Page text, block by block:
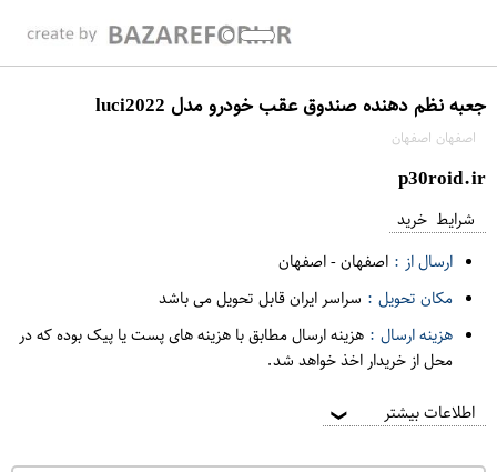
جعبه نظم دهنده صندوق عقب خودرو مدل luci2022
اصفهان اصفهان
p30roid.ir
شرایط خرید
ارسال از : اصفهان-اصفهان
مکان تحویل : سراسر ایران قابل تحویل می باشد
هزینه ارسال : هزینه ارسال مطابق با هزینه های پست یا پیک بوده که در
محل از خریدار اخذ خواهد شد.
اطلاعات بیشتر ❯